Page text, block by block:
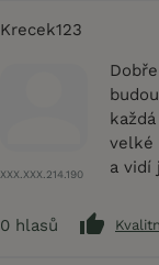
Krecek123
XXX.XXX.214.190
velké
a vidí
0 hlasů